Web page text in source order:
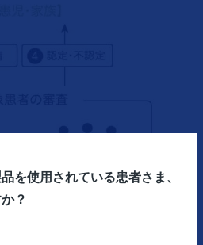
を使用されている患者さま、
？